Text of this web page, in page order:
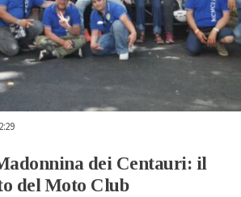
dei Centauri: il
del Moto Club